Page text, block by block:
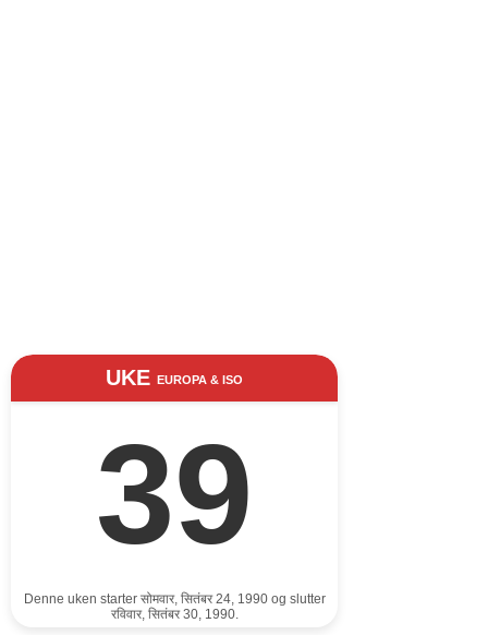
UKE EUROPA & ISO
39
Denne uken starter सोमवार, सितंबर 24, 1990 og slutter
रविवार, सितंबर 30, 1990.